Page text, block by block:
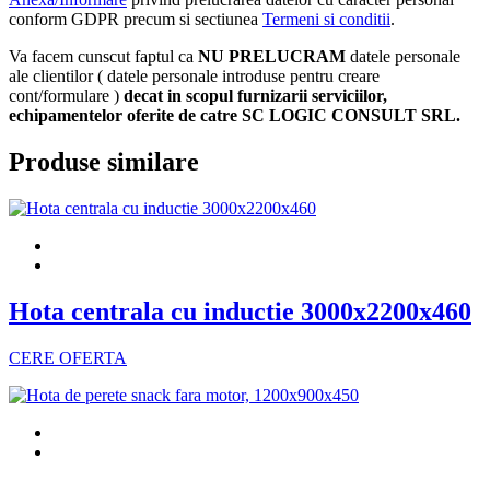
conform GDPR precum si sectiunea Termeni si conditii.
Va facem cunscut faptul ca NU PRELUCRAM datele personale
ale clientilor ( datele personale introduse pentru creare
cont/formulare ) decat in scopul furnizarii serviciilor,
echipamentelor oferite de catre SC LOGIC CONSULT SRL.
Produse similare
Hota centrala cu inductie 3000x2200x460
CERE OFERTA